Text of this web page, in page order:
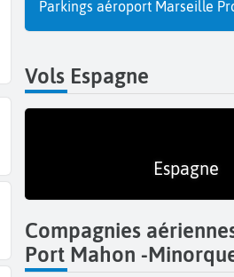
Parkings aéroport Marseille
Vols Espagne
Espagne
Compagnies
Port Mahon -